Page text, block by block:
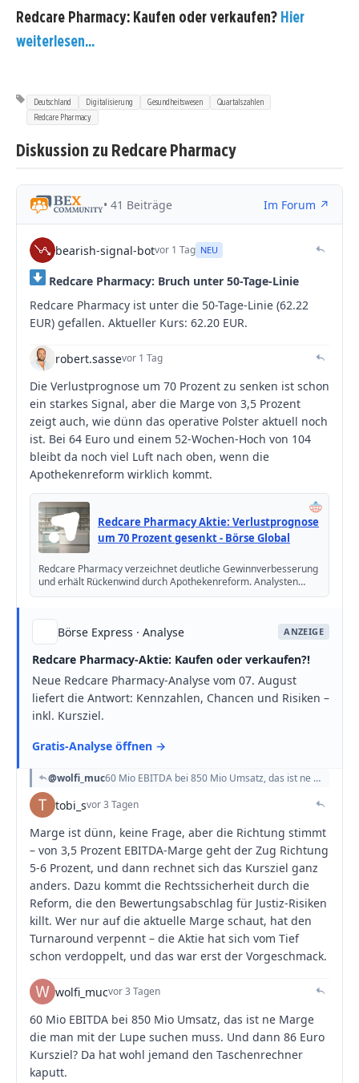
Redcare Pharmacy: Kaufen oder verkaufen? Hier
weiterlesen...
Deutschland Digitalisierung Gesundheitswesen
Quartalszahlen
Redcare Pharmacy
Diskussion zu Redcare Pharmacy